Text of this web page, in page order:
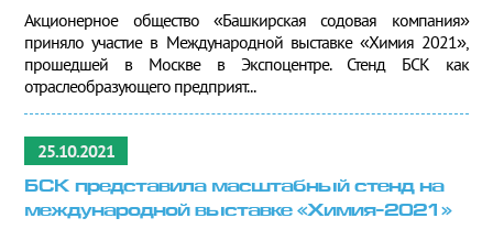
Акционерное общество «Башкирская содовая компания»
приняло участие в Международной выставке «Химия 2021»,
прошедшей в Москве в Экспоцентре. Стенд БСК как
отраслеобразующего предприят...
25.10.2021
БСК представила масштабный стенд на
международной выставке «Химия-2021»